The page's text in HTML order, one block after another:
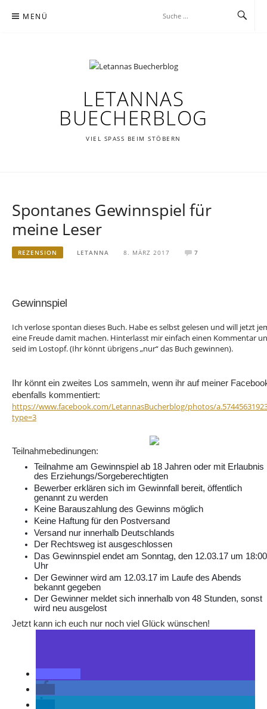
Inhalt MENÜ
LETANNAS
BUECHERBLOG
VIEL SPASS BEIM STÖBERN
Spontanes Gewinnspiel für
meine Leser
REZENSION LETANNA 8. MÄRZ 2017 7
Gewinnspiel
Ich verlose spontan dieses Buch. Habe es selbst gelesen und will jetzt
eine Freude damit machen. Hinterlasst mir einfach einen Kommentar
seid im Lostopf. (Ihr könnt übrigens „nur“ das Buch gewinnen).
Ihr könnt ein zweites Los sammeln, wenn ihr auf meiner
ebenfalls kommentiert:
https://www.facebook.com/LetannasBucherblog/photos/
type=3
Teilnahmebedinungen:
Teilnahme am Gewinnspiel ab 18 Jahren oder mit Erlaubnis
des Erziehungs/Sorgeberechtigten
Bewerber erklären sich im Gewinnfall bereit, öffentlich
genannt zu werden
Keine Barauszahlung des Gewinns möglich
Keine Haftung für den Postversand
Versand nur innerhalb Deutschlands
Der Rechtsweg ist ausgeschlossen
Das Gewinnspiel endet am Sonntag, den 12.03.17 um 18:00
Uhr
Der Gewinner wird am 12.03.17 im Laufe des Abends
bekannt gegeben
Der Gewinner meldet sich innerhalb von 48 Stunden, sonst
wird neu ausgelost
Jetzt kann ich euch nur noch viel Glück wünschen!